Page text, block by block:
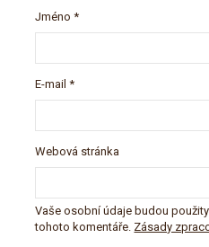
Jméno*
E-mail*
Webová stránka
Vaše osobní údaje budou
tohoto komentáře. Zásady